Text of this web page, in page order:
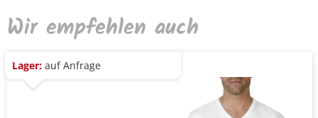
Wir empfehlen auch
Lager: auf Anfrage